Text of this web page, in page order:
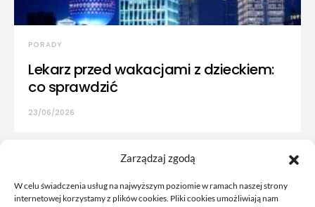
Zarządzaj zgodą
W celu świadczenia usług na najwyższym poziomie w ramach naszej strony
internetowej korzystamy z plików cookies. Pliki cookies umożliwiają nam
PORADY
Lekarz przed wakacjami z dzieckiem:
co sprawdzić
23/06/2026